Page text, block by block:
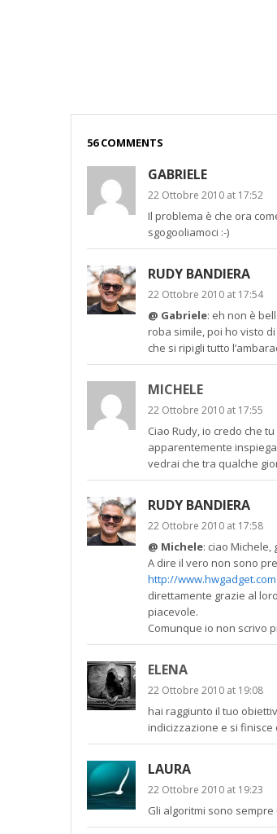
56 COMMENTS
GABRIELE
22 Ottobre 2010 at 17:52
Il problema è che ora
sgogooliamoci :-)
RUDY BANDIERA
22 Ottobre 2010 at 17:54
@ Gabriele: eh non è
roba simile, poi ho visto
che si ripigli tutto
MICHELE
22 Ottobre 2010 at 17:55
Ciao Rudy, io credo che
apparentemente
vedrai che tra qualche
RUDY BANDIERA
22 Ottobre 2010 at 17:58
@ Michele: ciao Michele,
A dire il vero non sono
http://www.hwgadget.com
direttamente grazie al
piacevole.
Comunque io non scrivo
ELENA
22 Ottobre 2010 at 19:08
hai raggiunto il tuo
indicizzazione e si finisce
LAURA
22 Ottobre 2010 at 19:23
Gli algoritmi sono